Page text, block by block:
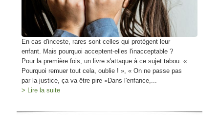
En cas d'inceste, rares sont celles qui protègent leur
enfant. Mais pourquoi acceptent-elles l'inacceptable ?
Pour la première fois, un livre s'attaque à ce sujet tabou. «
Pourquoi remuer tout cela, oublie ! », « On ne passe pas
par la justice, ça va être pire »Dans l'enfance,...
> Lire la suite